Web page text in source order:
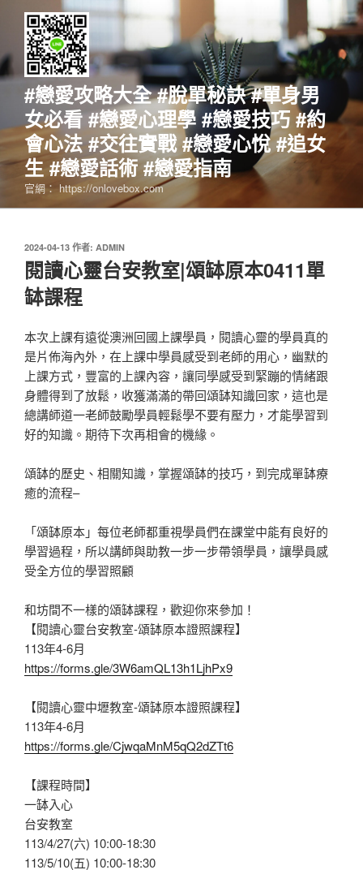
要
#戀愛攻略大全 #脫單秘訣 #單身男
女必看 #戀愛心理學 #戀愛技巧 #約
會心法 #交往實戰 #戀愛心悅 #追女
生 #戀愛話術 #戀愛指南
官網： https://onlovebox.com
發
佈
於
2024-04-13 作者: ADMIN
閱讀心靈台安教室|頌缽原本0411單
缽課程
本次上課有遠從澳洲回國上課學員，閱讀心靈的學員真的
是片佈海內外，在上課中學員感受到老師的用心，幽默的
上課方式，豐富的上課內容，讓同學感受到緊蹦的情緒跟
身體得到了放鬆，收獲滿滿的帶回頌缽知識回家，這也是
總講師道一老師鼓勵學員輕鬆學不要有壓力，才能學習到
好的知識。期待下次再相會的機緣。
頌缽的歷史、相關知識，掌握頌缽的技巧，到完成單缽療
癒的流程–
「頌缽原本」每位老師都重視學員們在課堂中能有良好的
學習過程，所以講師與助教一步一步帶領學員，讓學員感
受全方位的學習照顧
和坊間不一樣的頌缽課程，歡迎你來參加！
【閱讀心靈台安教室-頌缽原本證照課程】
113年4-6月
https://forms.gle/3W6amQL13h1LjhPx9
【閱讀心靈中壢教室-頌缽原本證照課程】
113年4-6月
https://forms.gle/CjwqaMnM5qQ2dZTt6
【課程時間】
一缽入心
台安教室
113/4/27(六) 10:00-18:30
113/5/10(五) 10:00-18:30